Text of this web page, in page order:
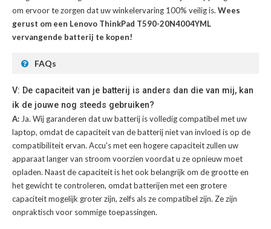
om ervoor te zorgen dat uw winkelervaring 100% veilig is. Wees
gerust om een Lenovo ThinkPad T590-20N4004YML
vervangende batterij te kopen!
FAQs
V: De capaciteit van je batterij is anders dan die van mij, kan
ik de jouwe nog steeds gebruiken?
A: Ja. Wij garanderen dat uw batterij is volledig compatibel met uw
laptop, omdat de capaciteit van de batterij niet van invloed is op de
compatibiliteit ervan. Accu's met een hogere capaciteit zullen uw
apparaat langer van stroom voorzien voordat u ze opnieuw moet
opladen. Naast de capaciteit is het ook belangrijk om de grootte en
het gewicht te controleren, omdat batterijen met een grotere
capaciteit mogelijk groter zijn, zelfs als ze compatibel zijn. Ze zijn
onpraktisch voor sommige toepassingen.